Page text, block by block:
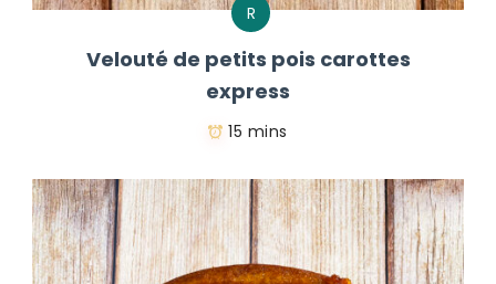
R
Velouté de petits pois carottes
express
15 mins